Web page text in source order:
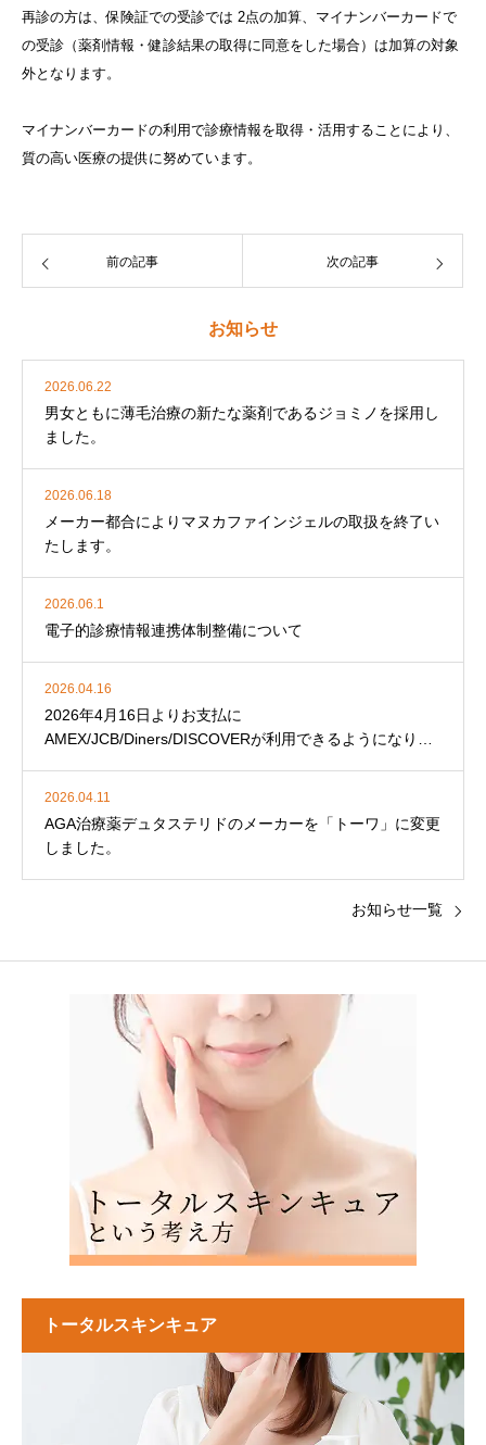
再診の方は、保険証での受診では 2点の加算、マイナンバーカードで
の受診（薬剤情報・健診結果の取得に同意をした場合）は加算の対象
外となります。
マイナンバーカードの利用で診療情報を取得・活用することにより、
質の高い医療の提供に努めています。
前の記事 次の記事
お知らせ
2026.06.22
男女ともに薄毛治療の新たな薬剤であるジョミノを採用し
ました。
2026.06.18
メーカー都合によりマヌカファインジェルの取扱を終了い
たします。
2026.06.1
電子的診療情報連携体制整備について
2026.04.16
2026年4月16日よりお支払に
AMEX/JCB/Diners/DISCOVERが利用できるようになりま
2026.04.11
AGA治療薬デュタステリドのメーカーを「トーワ」に変更
しました。
お知らせ一覧
トータルスキンキュア